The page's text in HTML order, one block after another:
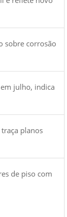
sobre corrosão
julho, indica
planos
de piso com